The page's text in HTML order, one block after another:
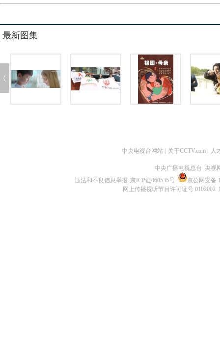
最新图集
中央电视台网站 关于CCTV.com 人
中央广播电视总台 央视
违法和不良信息举报 京ICP证060535号
京公网安备
网上传播视听节目许可证号 0102002